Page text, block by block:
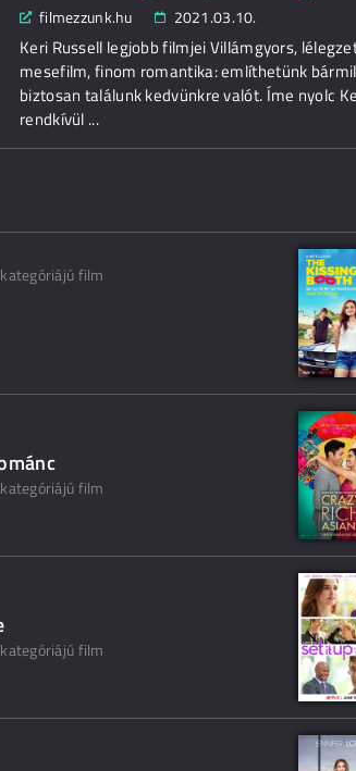
filmezzunk.hu 2021.03.10.
Keri Russell legjobb filmjei Villámgyors,
mesefilm, finom romantika: említhetünk
biztosan találunk kedvünkre valót. Íme nyolc
rendkívül ...
film
film
film